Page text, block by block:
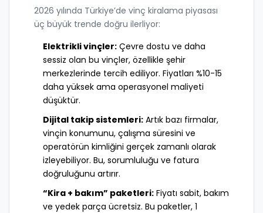
2026 yılında Türkiye’de vinç kiralama piyasası
üç büyük trende doğru ilerliyor:
Elektrikli vinçler: Çevre dostu ve daha
sessiz olan bu vinçler, özellikle şehir
merkezlerinde tercih ediliyor. Fiyatları %10-15
daha yüksek ama operasyonel maliyeti
düşüktür.
Dijital takip sistemleri: Artık bazı firmalar,
vinçin konumunu, çalışma süresini ve
operatörün kimliğini gerçek zamanlı olarak
izleyebiliyor. Bu, sorumluluğu ve fatura
doğruluğunu artırır.
“Kira + bakım” paketleri: Fiyatı sabit, bakım
ve yedek parça ücretsiz. Bu paketler, 1